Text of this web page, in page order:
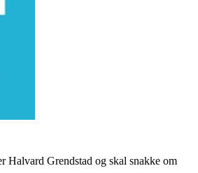
Halvard Grendstad og skal snakke om